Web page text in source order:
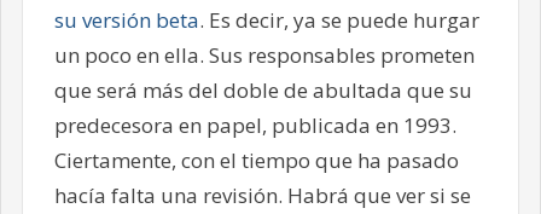
su versión beta. Es decir, ya se puede hurgar
un poco en ella. Sus responsables prometen
que será más del doble de abultada que su
predecesora en papel, publicada en 1993.
Ciertamente, con el tiempo que ha pasado
hacía falta una revisión. Habrá que ver si se